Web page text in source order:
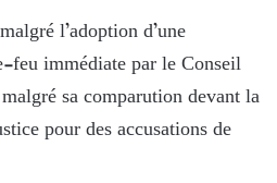
l’adoption d’une
feu immédiate par le Conseil
sa comparution devant la
pour des accusations de